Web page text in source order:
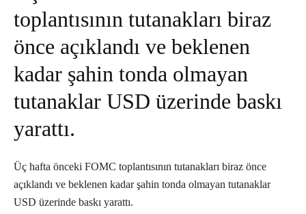
toplantısının tutanakları biraz
önce açıklandı ve beklenen
kadar şahin tonda olmayan
tutanaklar USD üzerinde baskı
yarattı.
Üç hafta önceki FOMC toplantısının tutanakları biraz önce
açıklandı ve beklenen kadar şahin tonda olmayan tutanaklar
USD üzerinde baskı yarattı.